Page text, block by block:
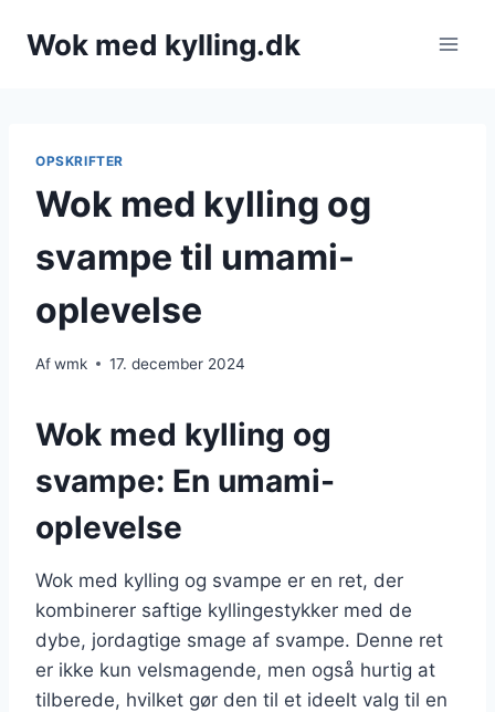
Wok med kylling.dk
OPSKRIFTER
Wok med kylling og
svampe til umami-
oplevelse
Afwmk 17. december 2024
Wok med kylling og
svampe: En umami-
oplevelse
Wok med kylling og svampe er en ret, der
kombinerer saftige kyllingestykker med de
dybe, jordagtige smage af svampe. Denne ret
er ikke kun velsmagende, men også hurtig at
tilberede, hvilket gør den til et ideelt valg til en